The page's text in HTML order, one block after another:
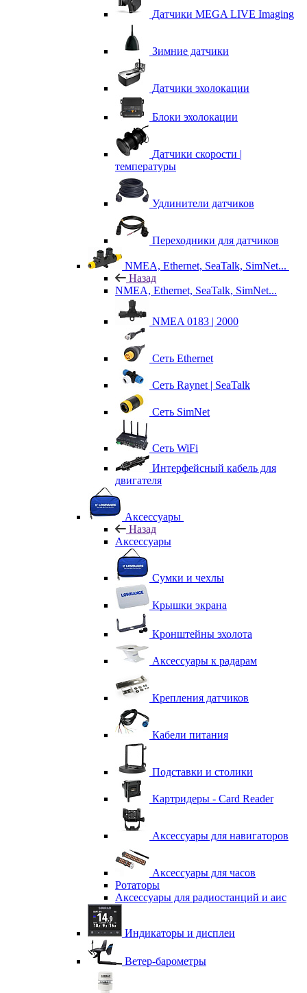
Датчики MEGA LIVE Imaging
Зимние датчики
Датчики эхолокации
Блоки эхолокации
Датчики скорости |
температуры
Удлинители датчиков
Переходники для датчиков
NMEA, Ethernet, SeaTalk, SimNet...
Назад
NMEA, Ethernet, SeaTalk, SimNet...
NMEA 0183 | 2000
Сеть Ethernet
Сеть Raynet | SeaTalk
Сеть SimNet
Сеть WiFi
Интерфейсный кабель для
двигателя
Аксессуары
Назад
Аксессуары
Сумки и чехлы
Крышки экрана
Кронштейны эхолота
Аксессуары к радарам
Крепления датчиков
Кабели питания
Подставки и столики
Картридеры - Card Reader
Аксессуары для навигаторов
Аксессуары для часов
Ротаторы
Аксессуары для радиостанций и аис
Индикаторы и дисплеи
Ветер-барометры